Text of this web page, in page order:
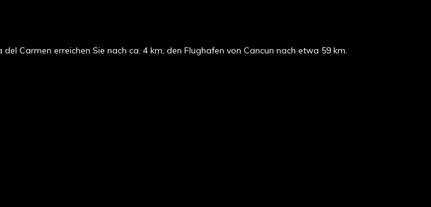
Carmen erreichen Sie nach ca. 4 km, den Flughafen von Cancun nach etwa 59 km.